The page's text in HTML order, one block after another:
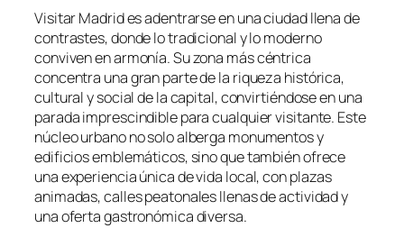
Visitar Madrid es adentrarse en una ciudad llena de
contrastes, donde lo tradicional y lo moderno
conviven en armonía. Su zona más céntrica
concentra una gran parte de la riqueza histórica,
cultural y social de la capital, convirtiéndose en una
parada imprescindible para cualquier visitante. Este
núcleo urbano no solo alberga monumentos y
edificios emblemáticos, sino que también ofrece
una experiencia única de vida local, con plazas
animadas, calles peatonales llenas de actividad y
una oferta gastronómica diversa.